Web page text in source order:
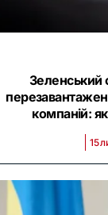
Зеленський
компаній:
15